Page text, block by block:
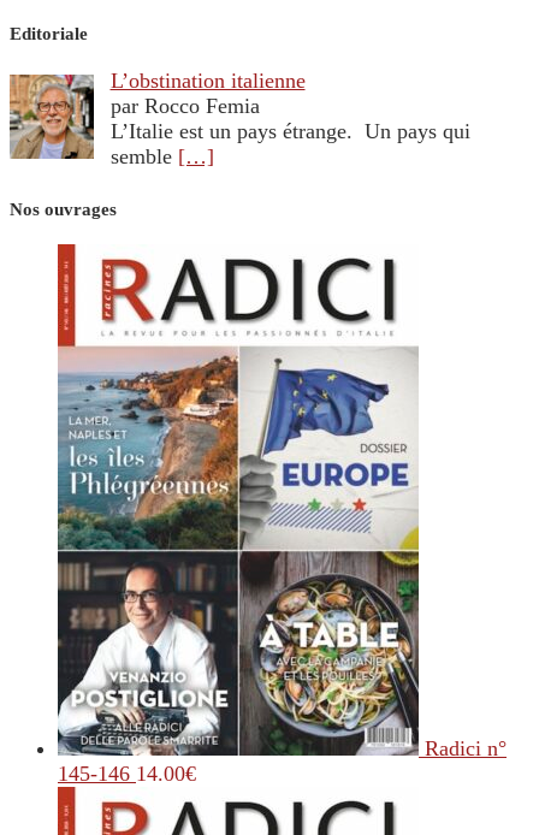
Editoriale
L’obstination italienne
par Rocco Femia
L’Italie est un pays étrange. Un pays qui
semble […]
Nos ouvrages
Radici n°
145-146 14.00€